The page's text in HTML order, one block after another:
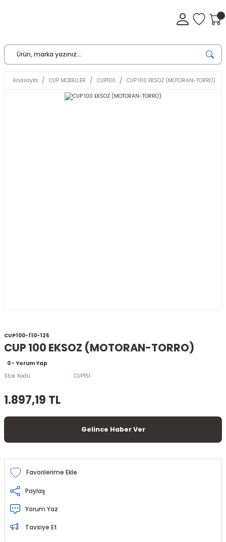
Anasayfa CUP MODELLER CUP100 CUP 100 EKSOZ (MOTORAN-TORRO)
CUP100-110-125
CUP 100 EKSOZ (MOTORAN-TORRO)
0 - Yorum Yap
Stok Kodu
CUP151
1.897,19 TL
Gelince Haber Ver
Paylaş
Yorum Yaz
Tavsiye Et